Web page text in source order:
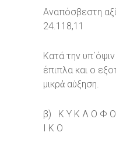
Κατά την
έπιπλα και ο
μικρἀ αύξηση.
β) Κ Υ Κ Λ Ο Φ
Ι Κ Ο